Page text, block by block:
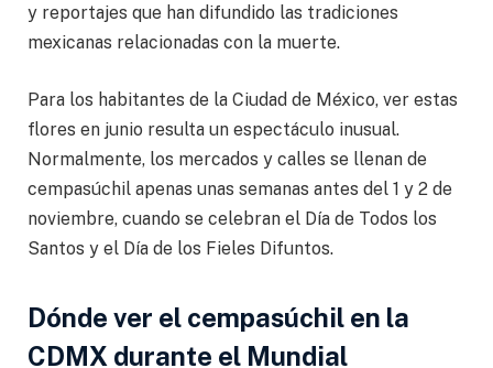
y reportajes que han difundido las tradiciones
mexicanas relacionadas con la muerte.
Para los habitantes de la Ciudad de México, ver estas
flores en junio resulta un espectáculo inusual.
Normalmente, los mercados y calles se llenan de
cempasúchil apenas unas semanas antes del 1 y 2 de
noviembre, cuando se celebran el Día de Todos los
Santos y el Día de los Fieles Difuntos.
Dónde ver el cempasúchil en la
CDMX durante el Mundial